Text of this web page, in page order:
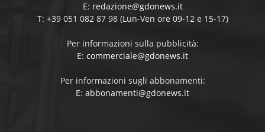
E: redazione@gdonews.it
T: +39 051 082 87 98 (Lun-Ven ore 09-12 e 15-17)
Per informazioni sulla pubblicità:
E: commerciale@gdonews.it
Per informazioni sugli abbonamenti:
E: abbonamenti@gdonews.it